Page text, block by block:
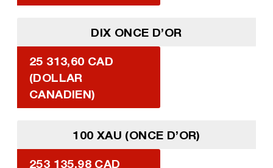
DIX ONCE D’OR
25 313,60 CAD
(DOLLAR
CANADIEN)
100 XAU (ONCE D’OR)
253 135,98 CAD